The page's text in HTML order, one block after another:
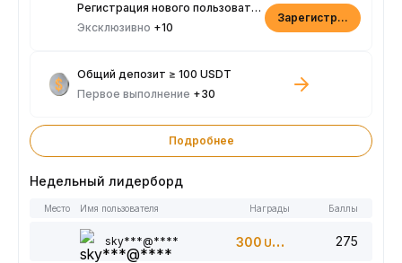
Регистрация нового пользователя
Эксклюзивно +10
Зарегистрироваться
Общий депозит ≥ 100 USDT
Первое выполнение +30
Подробнее
Недельный лидерборд
Место Имя пользователя Награды Баллы
sky***@**** 300 USDT 275